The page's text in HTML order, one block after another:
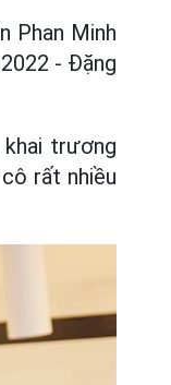
Phan Minh
- Đặng
khai trương
rất nhiều